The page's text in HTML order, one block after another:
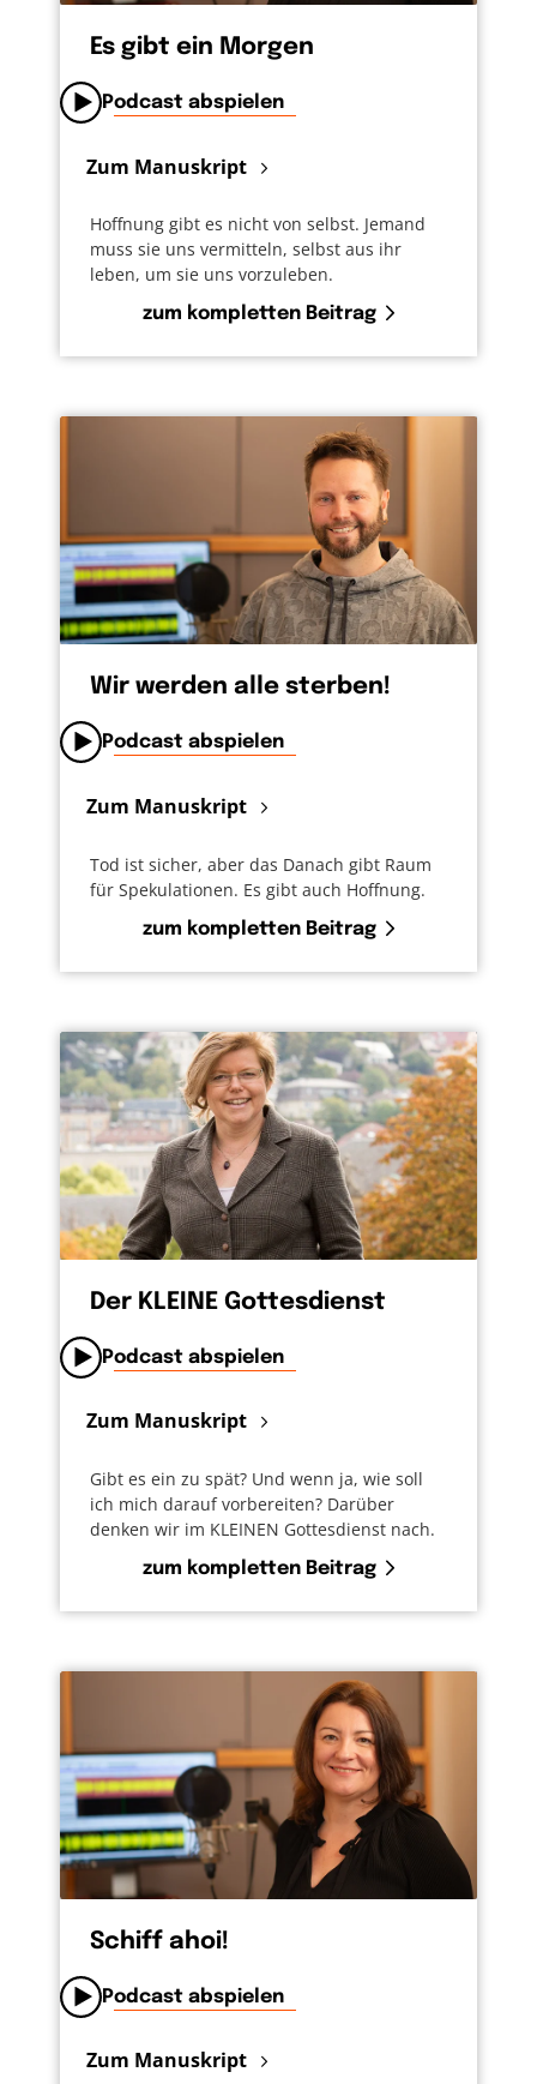
Es gibt ein Morgen
Podcast abspielen
Zum Manuskript
Hoffnung gibt es nicht von selbst. Jemand
muss sie uns vermitteln, selbst aus ihr
leben, um sie uns vorzuleben.
zum kompletten Beitrag
Wir werden alle sterben!
Podcast abspielen
Zum Manuskript
Tod ist sicher, aber das Danach gibt Raum
für Spekulationen. Es gibt auch Hoffnung.
zum kompletten Beitrag
Der KLEINE Gottesdienst
Podcast abspielen
Zum Manuskript
Gibt es ein zu spät? Und wenn ja, wie soll
ich mich darauf vorbereiten? Darüber
denken wir im KLEINEN Gottesdienst nach.
zum kompletten Beitrag
Schiff ahoi!
Podcast abspielen
Zum Manuskript